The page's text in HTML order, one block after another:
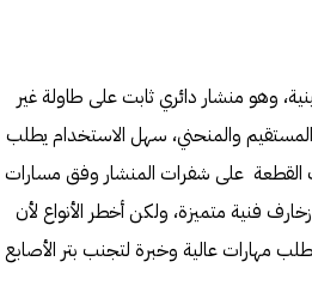
وهو منشار دائري ثابت على طاولة غير
والمنحني، سهل الاستخدام يطلب
القطعة على شفرات المنشار وفق مسارات
فنية متميزة، ولكن أخطر الأنواع لأن
مهارات عالية وخبرة لتجنب بتر الأصابع